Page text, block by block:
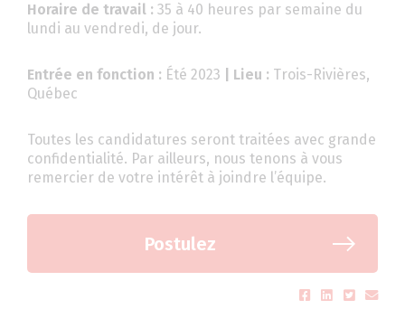
Horaire de travail : 35 à 40 heures par semaine du
lundi au vendredi, de jour.
Entrée en fonction : Été 2023 | Lieu : Trois-Rivières,
Québec
Toutes les candidatures seront traitées avec grande
confidentialité. Par ailleurs, nous tenons à vous
remercier de votre intérêt à joindre l’équipe.
Postulez